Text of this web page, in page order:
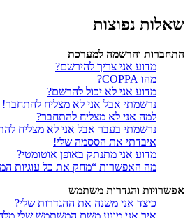
שאלות נפוצות
התחברות והרשמה למערכת
מדוע אני צריך להירשם?
מהו COPPA?
מדוע אני לא יכול להרשם?
נרשמתי אבל אני לא מצליח להתחבר!
למה אני לא מצליח להתחבר?
נרשמתי בעבר אבל אני לא מצליח
איבדתי את הססמה שלי!
מדוע אני מתנתק באופן אוטומטי?
מה האפשרות “מחק את כל עוגיות
אפשרויות והגדרות משתמש
כיצד אני משנה את ההגדרות שלי?
איך אני מונע משם המשתמש שלי